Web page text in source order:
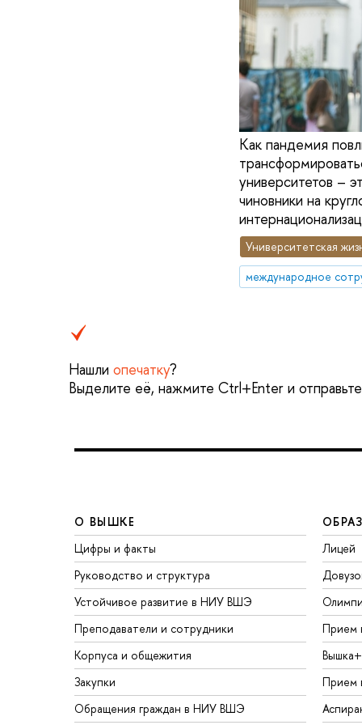
Как пандемия
университетов –
чиновники на
Университетская
международное
Нашли опечатку?
Выделите её, нажмите Ctrl+Enter и
О ВЫШКЕ
Цифры и факты
Руководство и структура
Устойчивое развитие в НИУ ВШЭ
Преподаватели и сотрудники
Корпуса и общежития
Закупки
Обращения граждан в НИУ ВШЭ
Лицей
Прием
Вышка+
Прием